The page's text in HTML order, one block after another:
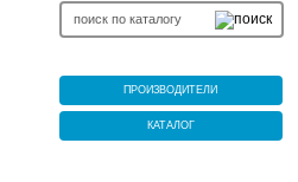
ПРОИЗВОДИТЕЛИ
КАТАЛОГ